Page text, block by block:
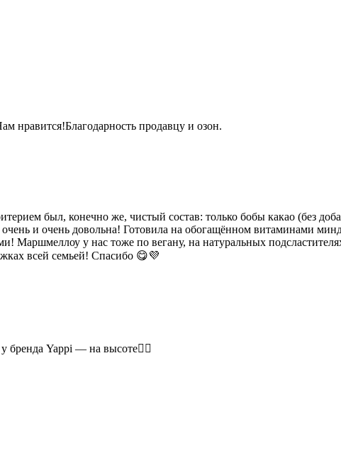
нравится!Благодарность продавцу и озон.
был, конечно же, чистый состав: только бобы какао (без
и очень довольна! Готовила на обогащённом витаминами
у нас тоже по вегану, на натуральных
всей семьей! Спасибо 😋💜
бренда Yappi — на высоте👍🏻